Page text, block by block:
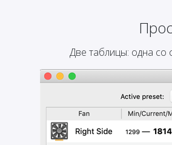
Две таблицы: одна со